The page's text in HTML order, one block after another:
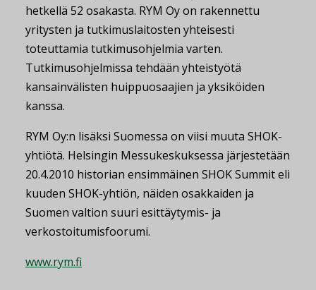
hetkellä 52 osakasta. RYM Oy on rakennettu
yritysten ja tutkimuslaitosten yhteisesti
toteuttamia tutkimusohjelmia varten.
Tutkimusohjelmissa tehdään yhteistyötä
kansainvälisten huippuosaajien ja yksiköiden
kanssa.
RYM Oy:n lisäksi Suomessa on viisi muuta SHOK-
yhtiötä. Helsingin Messukeskuksessa järjestetään
20.4.2010 historian ensimmäinen SHOK Summit eli
kuuden SHOK-yhtiön, näiden osakkaiden ja
Suomen valtion suuri esittäytymis- ja
verkostoitumisfoorumi.
www.rym.fi